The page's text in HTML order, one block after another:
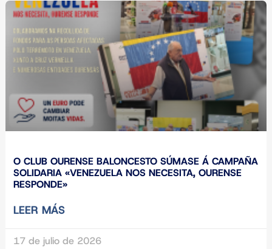
O CLUB OURENSE BALONCESTO SÚMASE Á CAMPAÑA
SOLIDARIA «VENEZUELA NOS NECESITA, OURENSE
RESPONDE»
LEER MÁS
17 de julio de 2026